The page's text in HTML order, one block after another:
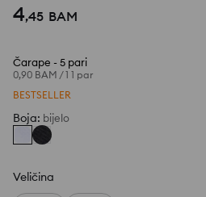
4,45 BAM
Čarape - 5 pari
0,90 BAM /1 1 par
BESTSELLER
Boja: bijelo
Veličina